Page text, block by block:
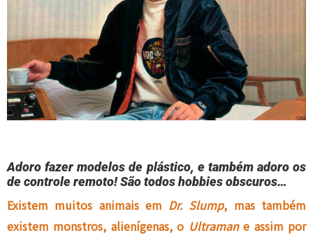
Adoro fazer modelos de plástico, e também adoro os
de controle remoto! São todos hobbies obscuros…
Existem muitos animais em Dr. Slump, mas também
existem monstros, alienígenas, o Ultramane assim por